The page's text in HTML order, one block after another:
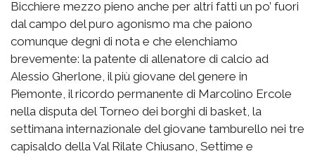
Bicchiere mezzo pieno anche per altri fatti un po’ fuori
dal campo del puro agonismo ma che paiono
comunque degni di nota e che elenchiamo
brevemente: la patente di allenatore di calcio ad
Alessio Gherlone, il più giovane del genere in
Piemonte, il ricordo permanente di Marcolino Ercole
nella disputa del Torneo dei borghi di basket, la
settimana internazionale del giovane tamburello nei tre
capisaldo della Val Rilate Chiusano, Settime e